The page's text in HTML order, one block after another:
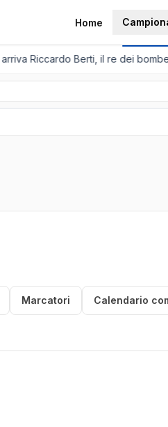
Home
Riccardo Berti, il re dei bomber
Marcatori Calendario